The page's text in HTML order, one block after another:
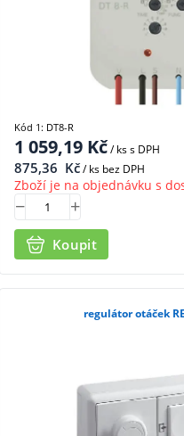
1 059,19 Kč/ kss DPH
875,36 Kč/ ks bez DPH
Zboží je na objednávku s
Koupit
Kód 1: DT8-R
regulátor otáček